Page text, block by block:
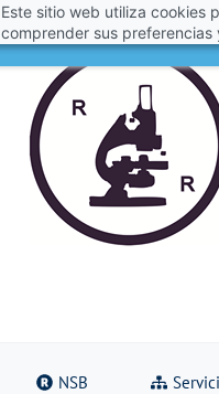
Este sitio web utiliza cookies
comprender sus preferencias
NSB